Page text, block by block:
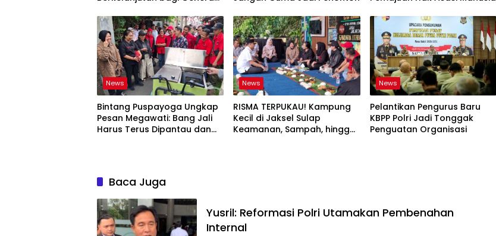
News
Bintang Puspayoga Ungkap
Pesan Megawati: Bang Jali
Harus Terus Dipantau dan
News
RISMA TERPUKAU! Kampung
Kecil di Jaksel Sulap
Keamanan, Sampah, hingga
News
Pelantikan Pengurus Baru
KBPP Polri Jadi Tonggak
Penguatan Organisasi
Baca Juga
Yusril: Reformasi Polri Utamakan Pembenahan
Internal